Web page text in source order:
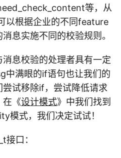
等，从
以根据企业的不同feature
息实施不同的校验规则。
息校验的处理者具有一定
中满眼的if语句也让我们的
试移除if，尝试降低请求
在《设计模式》中我们找到
模式，我们决定试试！
口：